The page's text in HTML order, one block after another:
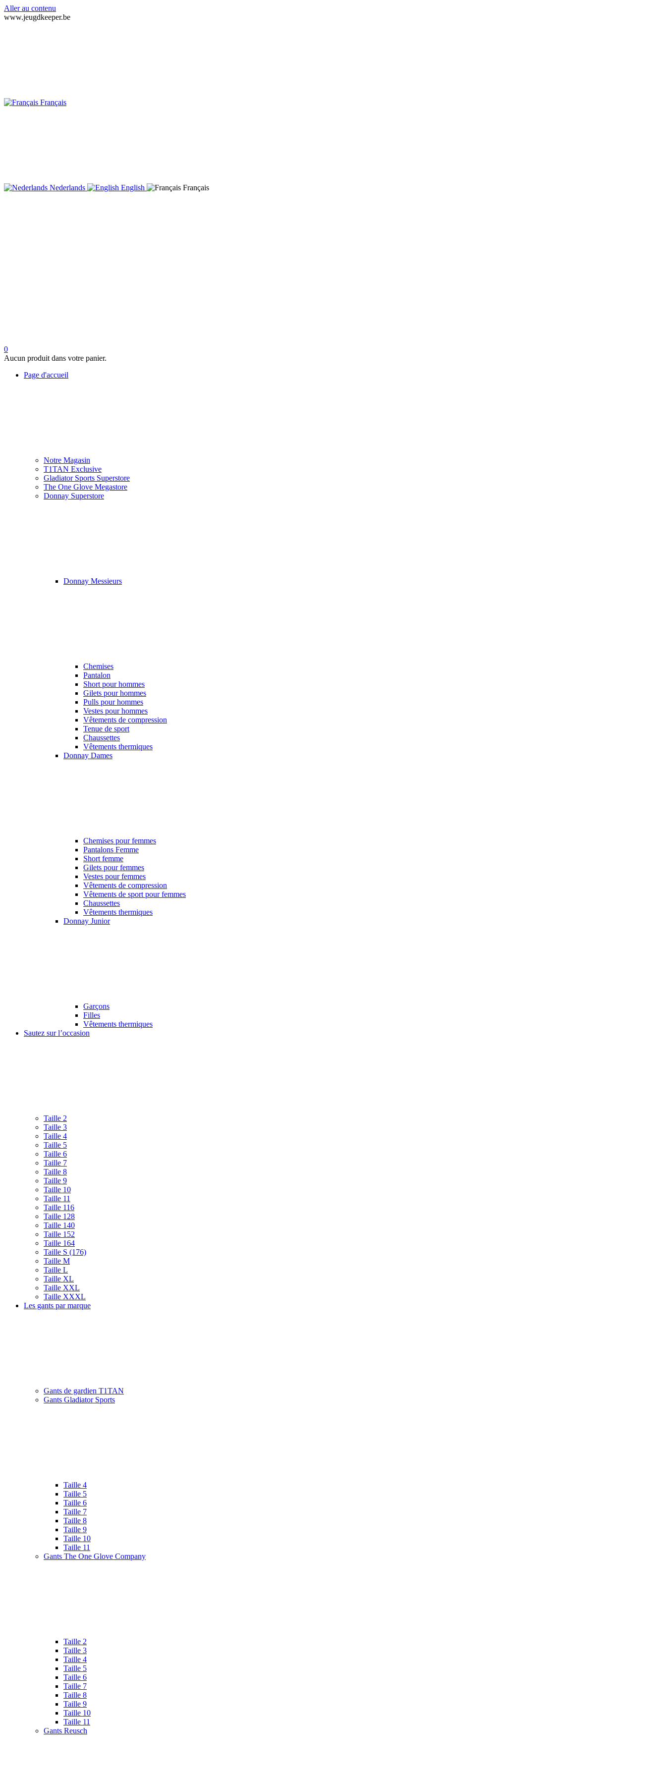
Aller au contenu
www.jeugdkeeper.be
Français
Nederlands English Français
0
Aucun produit dans votre panier.
Page d'accueil
Notre Magasin
T1TAN Exclusive
Gladiator Sports Superstore
The One Glove Megastore
Donnay Superstore
Donnay Messieurs
Chemises
Pantalon
Short pour hommes
Gilets pour hommes
Pulls pour hommes
Vestes pour hommes
Vêtements de compression
Tenue de sport
Chaussettes
Vêtements thermiques
Donnay Dames
Chemises pour femmes
Pantalons Femme
Short femme
Gilets pour femmes
Vestes pour femmes
Vêtements de compression
Vêtements de sport pour femmes
Chaussettes
Vêtements thermiques
Donnay Junior
Garçons
Filles
Vêtements thermiques
Sautez sur l’occasion
Taille 2
Taille 3
Taille 4
Taille 5
Taille 6
Taille 7
Taille 8
Taille 9
Taille 10
Taille 11
Taille 116
Taille 128
Taille 140
Taille 152
Taille 164
Taille S (176)
Taille M
Taille L
Taille XL
Taille XXL
Taille XXXL
Les gants par marque
Gants de gardien T1TAN
Gants Gladiator Sports
Taille 4
Taille 5
Taille 6
Taille 7
Taille 8
Taille 9
Taille 10
Taille 11
Gants The One Glove Company
Taille 2
Taille 3
Taille 4
Taille 5
Taille 6
Taille 7
Taille 8
Taille 9
Taille 10
Taille 11
Gants Reusch